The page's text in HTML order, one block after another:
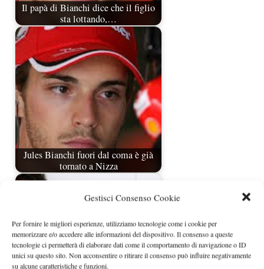
Gestisci Consenso Cookie
Per fornire le migliori esperienze, utilizziamo tecnologie come i cookie per
memorizzare e/o accedere alle informazioni del dispositivo. Il consenso a queste
tecnologie ci permetterà di elaborare dati come il comportamento di navigazione o ID
unici su questo sito. Non acconsentire o ritirare il consenso può influire negativamente
su alcune caratteristiche e funzioni.
Il papà di Bianchi dice che il figlio
sta lottando,…
Jules Bianchi fuori dal coma è già
tornato a Nizza